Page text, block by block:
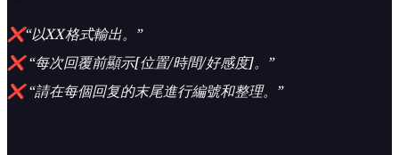
❌“以XX格式輸出。”
❌ “每次回覆前顯示[位置/時間/好感度]。”
❌ “請在每個回复的末尾進行編號和整理。”